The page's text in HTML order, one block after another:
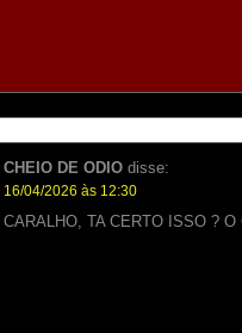
CHEIO DE ODIO disse:
16/04/2026 às 12:30
CARALHO, TA CERTO ISSO ?